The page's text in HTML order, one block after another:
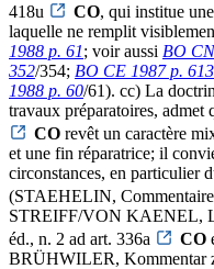
418u
CO, qui institue
laquelle ne remplit
1988 p. 61; voir aussi BO
352/354; BO CE 1987 p. 613
1988 p. 60/61). cc) La
travaux préparatoires, admet
CO revêt un caractère
et une fin réparatrice; il
circonstances, en particulier
(STAEHELIN,
STREIFF/VON KAENEL,
éd., n. 2 ad art. 336a
CO
BRÜHWILER, Kommentar